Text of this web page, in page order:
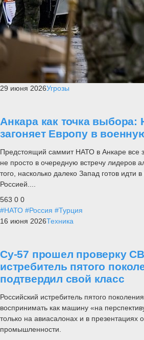
29 июня 2026Угрозы
Анкара как точка выбора:
загоняет Европу в
Предстоящий саммит НАТО в Анкаре все
не просто в очередную встречу лидеров
того, насколько далеко Запад готов идти
Россией....
563 0 0
#НАТО #Россия #Турция
16 июня 2026Техника
Су-57 прошел проверку
истребитель пятого
подтвердил свой класс
Российский истребитель пятого
воспринимать как машину «на
только на авиасалонах и в презентациях
промышленности.